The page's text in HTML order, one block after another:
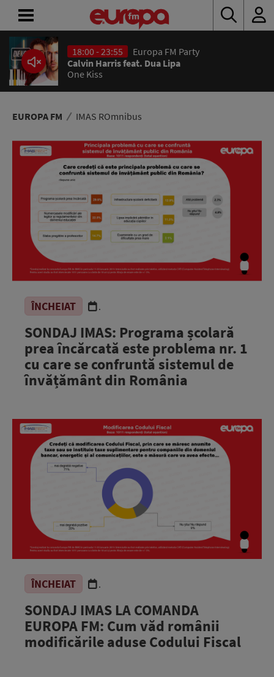
18:00 - 23:55
Europa FM Party
Calvin Harris feat. Dua Lipa
One Kiss
EUROPA FM IMAS ROmnibus
ÎNCHEIAT .
SONDAJ IMAS: Programa școlară
prea încărcată este problema nr. 1
cu care se confruntă sistemul de
învățământ din România
ÎNCHEIAT .
SONDAJ IMAS LA COMANDA
EUROPA FM: Cum văd românii
modificările aduse Codului Fiscal
ACASĂ
ȘTIRI
RADIO
CONCURSURI
PODCAST
ASCULTĂ
LIVE